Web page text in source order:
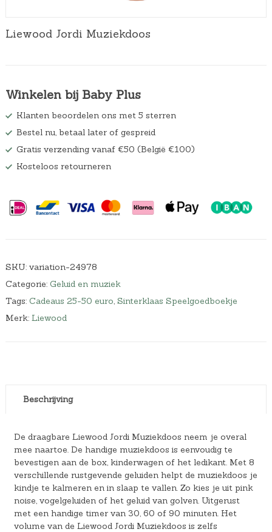
Liewood Jordi Muziekdoos
Winkelen bij Baby Plus
Klanten beoordelen ons met 5 sterren
Bestel nu, betaal later of gespreid
Gratis verzending vanaf €50 (België €100)
Kosteloos retourneren
SKU: variation-24978
Categorie: Geluid en muziek
Tags: Cadeaus 25-50 euro Sinterklaas Speelgoedboekje
Merk: Liewood
Beschrijving
De draagbare Liewood Jordi Muziekdoos neem je overal
mee naartoe. De handige muziekdoos is eenvoudig te
bevestigen aan de box, kinderwagen of het ledikant. Met 8
verschillende rustgevende geluiden helpt de muziekdoos je
kindje te kalmeren en in slaap te vallen. Zo kies je uit pink
noise, vogelgeluiden of het geluid van golven. Uitgerust
met een handige timer van 30, 60 of 90 minuten. Het
volume van de Liewood Jordi Muziekdoos is zelfs